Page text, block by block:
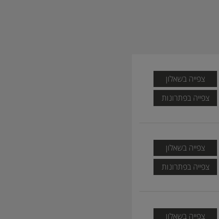
צפייה בשאלון
צפייה בפתרונות
צפייה בשאלון
צפייה בפתרונות
צפייה בשאלון